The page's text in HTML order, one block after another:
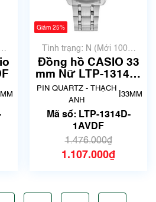
Giảm 25%
Tình trạng: N (Mới 100%
chưa qua sử dụng)
Đồng hồ CASIO 33
mm Nữ LTP-1314D-
1AVDF
PIN QUARTZ - THẠCH
ANH
33MM
Mã số: LTP-1314D-
1AVDF
1.476.000₫
1.107.000₫